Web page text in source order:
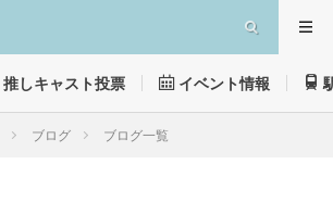
推しキャスト投票 イベント情報
ブログ ブログ一覧